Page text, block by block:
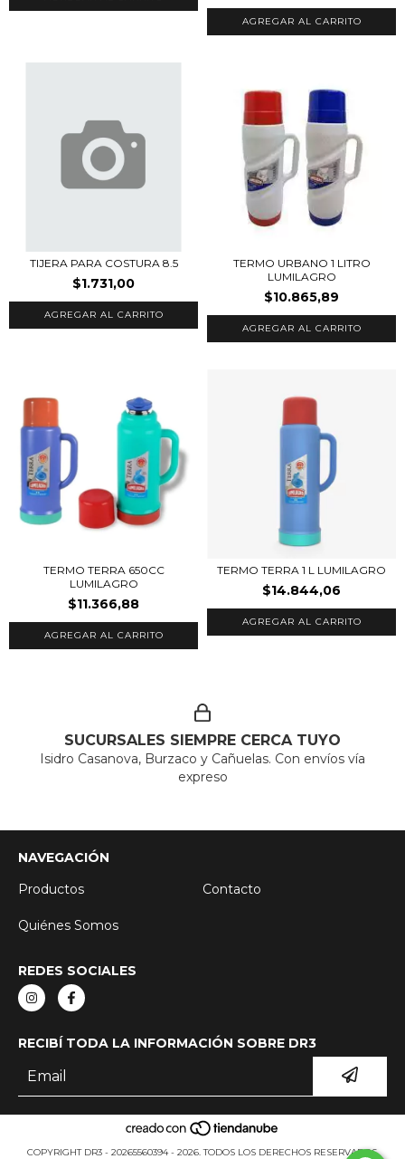
TIJERA PARA COSTURA 8.5
$1.731,00
TERMO URBANO 1 LITRO
LUMILAGRO
$10.865,89
TERMO TERRA 650CC
LUMILAGRO
$11.366,88
TERMO TERRA 1 L LUMILAGRO
$14.844,06
SUCURSALES SIEMPRE CERCA TUYO
Isidro Casanova, Burzaco y Cañuelas. Con envíos vía
expreso
NAVEGACIÓN
Productos
Contacto
Quiénes Somos
REDES SOCIALES
RECIBÍ TODA LA INFORMACIÓN SOBRE DR3
COPYRIGHT DR3 - 20265560394 - 2026. TODOS LOS DERECHOS RESERVADOS.